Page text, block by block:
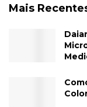
Mais